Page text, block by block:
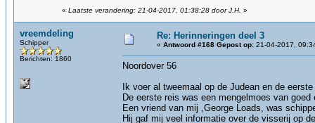
« Laatste verandering: 21-04-2017, 01:38:28 door J.H. »
vreemdeling
Schipper
Berichten: 1860
Re: Herinneringen deel 3
« Antwoord #168 Gepost op: 21-04-2017,
Noordover 56
Ik voer al tweemaal op de Judean en de
De eerste reis was een mengelmoes van
Een vriend van mij ,George Loads, was
Hij gaf mij veel informatie over de visserij op